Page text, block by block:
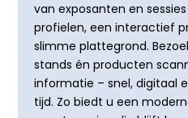
van exposanten en
profielen, een interactief
slimme plattegrond.
stands én producten
informatie – snel, digitaal
tijd. Zo biedt u een